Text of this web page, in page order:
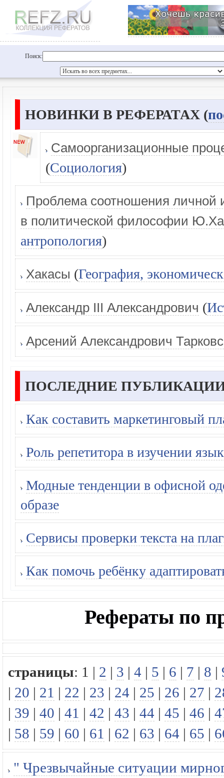
Поиск:
НОВИНКИ В РЕФЕРАТАХ (
Самоорганизационные
(Социология)
Проблема соотношения личной
в политической философии
антропология)
Хакасы (География,
Александр III Александрович (
Арсений Александрович
ПОСЛЕДНИЕ
Как составить маркетинговый
Роль репетитора в изучении
Модные тенденции в офисной
образе
Сервисы проверки текста на
Как помочь ребёнку
Рефераты по
страницы: 1 | 2 | 3 | 4 | 5 | 6 | 7 | 8 |
| 20 | 21 | 22 | 23 | 24 | 25 | 26 | 27 |
| 39 | 40 | 41 | 42 | 43 | 44 | 45 | 46 |
| 58 | 59 | 60 | 61 | 62 | 63 | 64 | 65 |
" Чрезвычайные ситуации